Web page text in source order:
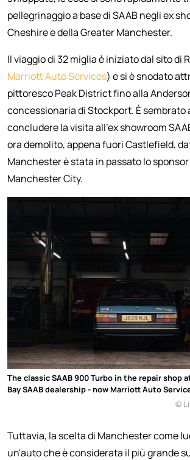
pellegrinaggio a base di SAAB negli ex
Cheshire e della Greater Manchester.
Il viaggio di 32 miglia è iniziato dal sito di
Marriott Auto Services) e si è snodato
pittoresco Peak District fino alla
concessionaria di Stockport. È sembrato
concludere la visita all'ex showroom
ora demolito, appena fuori Castlefield,
Manchester è stata in passato lo
Manchester City.
The classic SAAB 900 Turbo in the repair shop
Bay SAAB dealership - now Marriott Auto
©
Tuttavia, la scelta di Manchester come
un'auto che è considerata il più grande